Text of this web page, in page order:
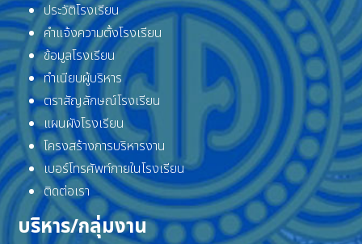
ประวัติโรงเรียน
คำแจ้งความตั้งโรงเรียน
ข้อมูลโรงเรียน
ทำเนียบผู้บริหาร
ตราสัญลักษณ์โรงเรียน
แผนผังโรงเรียน
โครงสร้างการบริหารงาน
เบอร์โทรศัพท์ภายในโรงเรียน
ติดต่อเรา
บริหาร/กลุ่มงาน